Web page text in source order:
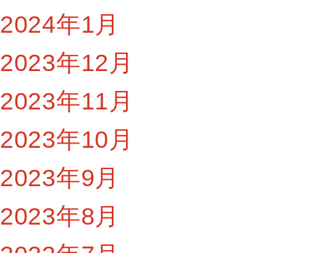
2024年1月
2023年12月
2023年11月
2023年10月
2023年9月
2023年8月